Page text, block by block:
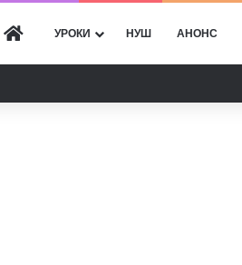
ГОЛОВНА
УРОКИ НУШ АНОНС